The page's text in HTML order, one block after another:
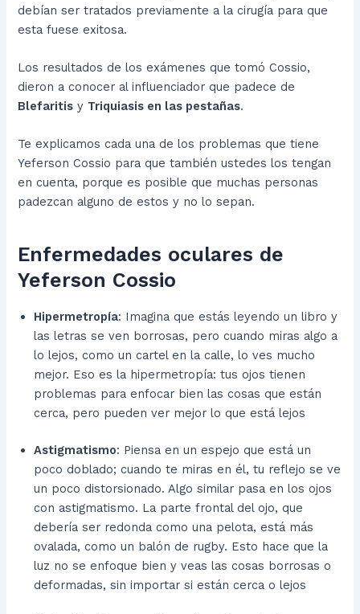
debían ser tratados previamente a la cirugía para que
esta fuese exitosa.
Los resultados de los exámenes que tomó Cossio,
dieron a conocer al influenciador que padece de
Blefaritis y Triquiasis en las pestañas.
Te explicamos cada una de los problemas que tiene
Yeferson Cossio para que también ustedes los tengan
en cuenta, porque es posible que muchas personas
padezcan alguno de estos y no lo sepan.
Enfermedades oculares de
Yeferson Cossio
Hipermetropía: Imagina que estás leyendo un libro y
las letras se ven borrosas, pero cuando miras algo a
lo lejos, como un cartel en la calle, lo ves mucho
mejor. Eso es la hipermetropía: tus ojos tienen
problemas para enfocar bien las cosas que están
cerca, pero pueden ver mejor lo que está lejos
Astigmatismo: Piensa en un espejo que está un
poco doblado; cuando te miras en él, tu reflejo se ve
un poco distorsionado. Algo similar pasa en los ojos
con astigmatismo. La parte frontal del ojo, que
debería ser redonda como una pelota, está más
ovalada, como un balón de rugby. Esto hace que la
luz no se enfoque bien y veas las cosas borrosas o
deformadas, sin importar si están cerca o lejos